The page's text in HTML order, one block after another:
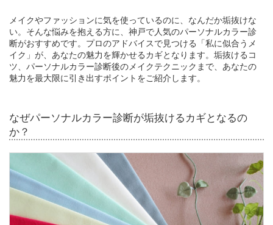
メイクやファッションに気を使っているのに、なんだか垢抜けな
い。そんな悩みを抱える方に、神戸で人気のパーソナルカラー診
断がおすすめです。プロのアドバイスで見つける「私に似合うメ
イク」が、あなたの魅力を輝かせるカギとなります。垢抜けるコ
ツ、パーソナルカラー診断後のメイクテクニックまで、あなたの
魅力を最大限に引き出すポイントをご紹介します。
なぜパーソナルカラー診断が垢抜けるカギとなるの
か？